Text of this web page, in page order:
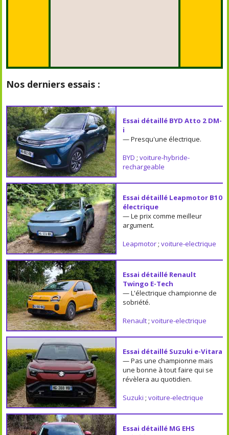
Nos derniers essais :
Essai détaillé BYD Atto 2 DM-
i
— Presqu'une électrique.
BYD ; voiture-hybride-
rechargeable
Essai détaillé Leapmotor B10
électrique
— Le prix comme meilleur
argument.
Leapmotor; voiture-electrique
Essai détaillé Renault
Twingo E-Tech
— L'électrique championne de
sobriété.
Renault; voiture-electrique
Essai détaillé Suzuki e-Vitara
— Pas une championne mais
une bonne à tout faire qui se
révèlera au quotidien.
Suzuki ; voiture-electrique
Essai détaillé MG EHS